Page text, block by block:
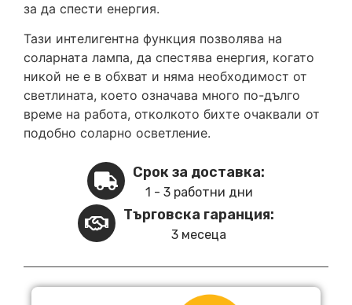
за да спести енергия.
Тази интелигентна функция позволява на
соларната лампа, да спестява енергия, когато
никой не е в обхват и няма необходимост от
светлината, което означава много по-дълго
време на работа, отколкото бихте очаквали от
подобно соларно осветление.
Срок за доставка:
1 - 3 работни дни
Търговска гаранция:
3 месеца